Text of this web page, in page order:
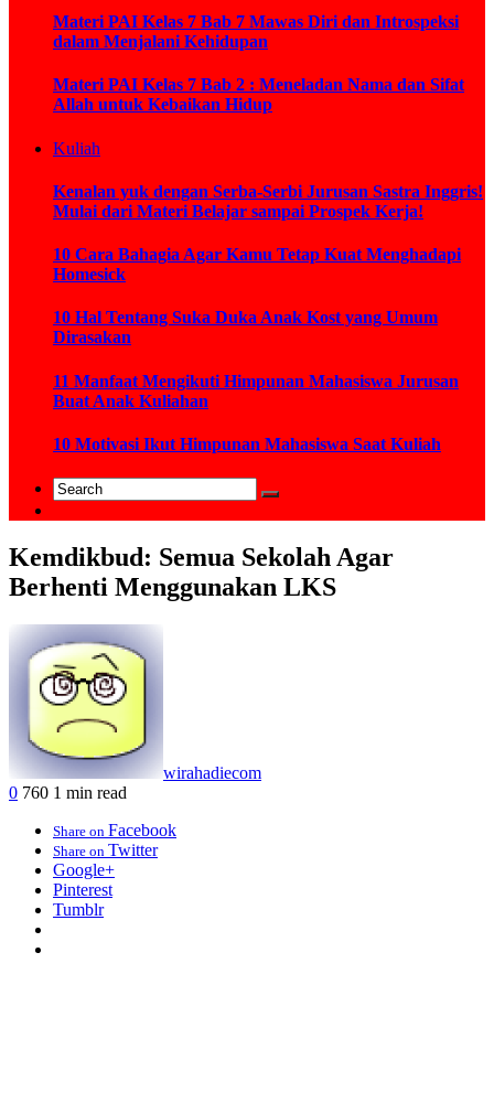
Materi PAI Kelas 7 Bab 7 Mawas Diri dan Introspeksi
dalam Menjalani Kehidupan
Materi PAI Kelas 7 Bab 2 : Meneladan Nama dan Sifat
Allah untuk Kebaikan Hidup
Kuliah
Kenalan yuk dengan Serba-Serbi Jurusan Sastra Inggris!
Mulai dari Materi Belajar sampai Prospek Kerja!
10 Cara Bahagia Agar Kamu Tetap Kuat Menghadapi
Homesick
10 Hal Tentang Suka Duka Anak Kost yang Umum
Dirasakan
11 Manfaat Mengikuti Himpunan Mahasiswa Jurusan
Buat Anak Kuliahan
10 Motivasi Ikut Himpunan Mahasiswa Saat Kuliah
Kemdikbud: Semua Sekolah Agar
Berhenti Menggunakan LKS
wirahadiecom
0 760 1 min read
Share on Facebook
Share on Twitter
Google+
Pinterest
Tumblr